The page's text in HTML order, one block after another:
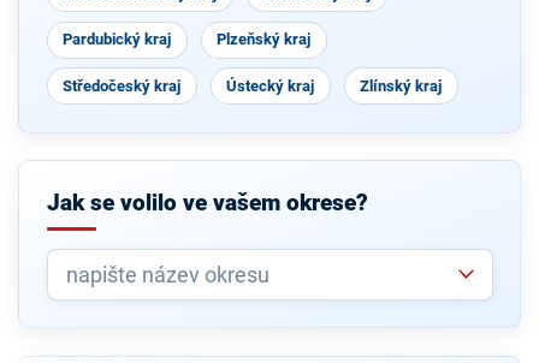
Pardubický kraj Plzeňský kraj
Středočeský kraj Ústecký kraj Zlínský kraj
Jak se volilo ve vašem okrese?